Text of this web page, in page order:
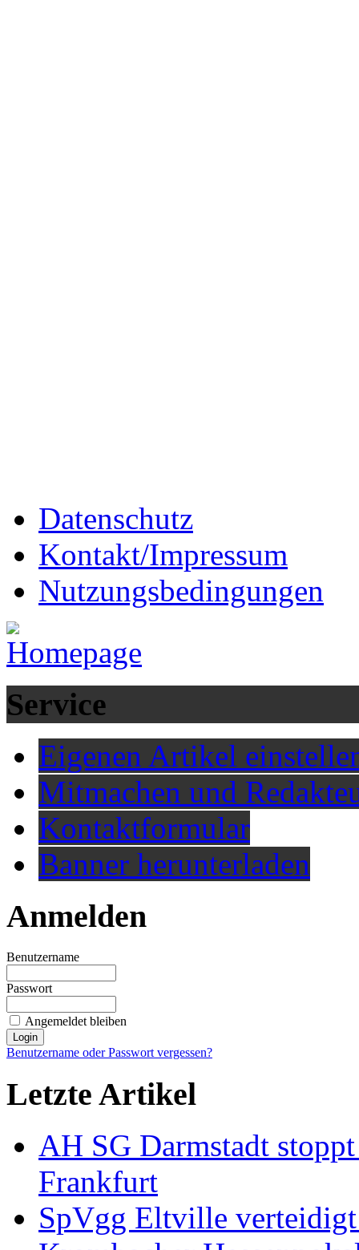
Datenschutz
Kontakt/Impressum
Nutzungsbedingungen
Service
Eigenen Artikel
Mitmachen und
Kontaktformular
Banner herunterladen
Anmelden
Benutzername
Passwort
Angemeldet bleiben
Benutzername oder Passwort vergessen?
Letzte Artikel
AH SG Darmstadt
Frankfurt
SpVgg Eltville